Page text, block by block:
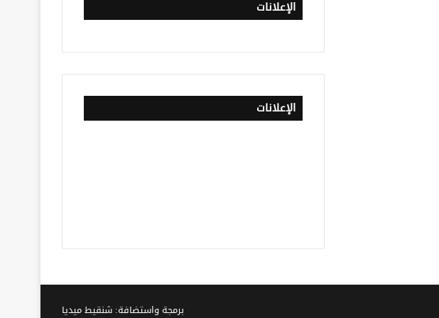
الإعلانات
الإعلانات
برمجة واستضافة: شنقيط ميديا